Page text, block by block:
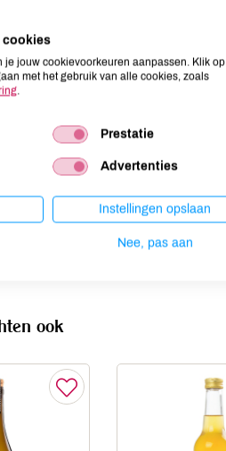
niet aanwezig
niet aanwezig
niet aanwezig
niet aanwezig
ook
cookies
je jouw cookievoorkeuren aanpassen. Klik op
met het gebruik van alle cookies, zoals
.
Prestatie
Advertenties
Instellingen opslaan
Nee, pas aan